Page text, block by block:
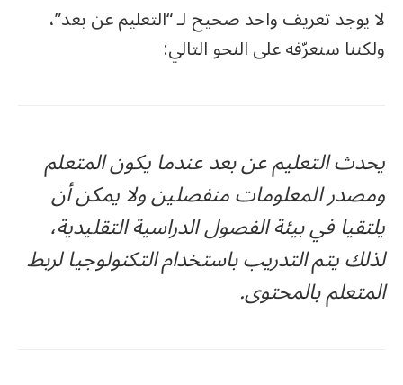
لا يوجد تعريف واحد صحيح لـ “التعليم عن بعد”،
ولكننا سنعرّفه على النحو التالي:
يحدث التعليم عن بعد عندما يكون المتعلم
ومصدر المعلومات منفصلين ولا يمكن أن
يلتقيا في بيئة الفصول الدراسية التقليدية،
لذلك يتم التدريب باستخدام التكنولوجيا لربط
المتعلم بالمحتوى.